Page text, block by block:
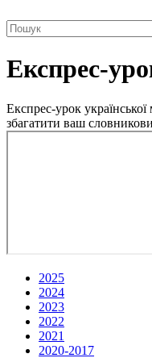
Експрес-
Експрес-урок
збагатити ваш
2025
2024
2023
2022
2021
2020-2017